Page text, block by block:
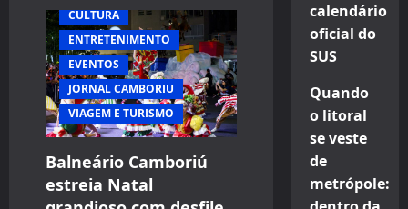
CULTURA
ENTRETENIMENTO
EVENTOS
JORNAL CAMBORIU
VIAGEM E TURISMO
Balneário Camboriú
estreia Natal
calendário
oficial do
SUS
Quando
o litoral
se veste
de
metrópole: